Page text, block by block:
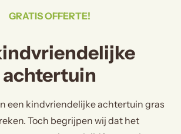
GRATIS OFFERTE!
achtertuin
een kindvriendelijke achtertuin gras
Toch begrijpen wij dat het